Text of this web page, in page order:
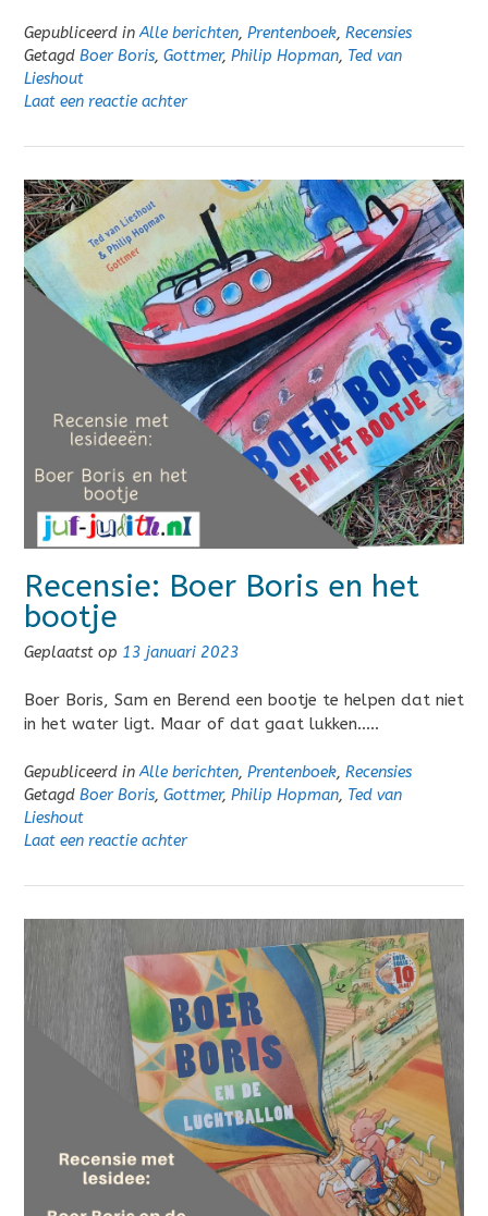
Gepubliceerd inAlle berichten, Prentenboek, Recensies
Getagd Boer Boris, Gottmer, Philip Hopman, Ted van
Lieshout
Laat een reactie achter
Recensie: Boer Boris en het
bootje
Geplaatst op 13 januari 2023
Boer Boris, Sam en Berend een bootje te helpen dat niet
in het water ligt. Maar of dat gaat lukken…..
Gepubliceerd inAlle berichten, Prentenboek, Recensies
Getagd Boer Boris, Gottmer, Philip Hopman, Ted van
Lieshout
Laat een reactie achter